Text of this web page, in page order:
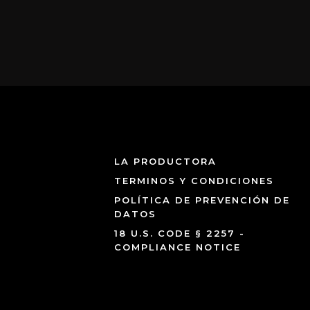
LA PRODUCTORA
TERMINOS Y CONDICIONES
POLÍTICA DE PREVENCIÓN DE
DATOS
18 U.S. CODE § 2257 -
COMPLIANCE NOTICE